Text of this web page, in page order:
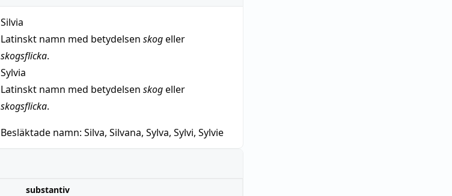
Silvia
Latinskt namn med betydelsen skogeller
skogsflicka.
Sylvia
Latinskt namn med betydelsen skogeller
skogsflicka.
Besläktade namn: Silva, Silvana, Sylva, Sylvi, Sylvie
substantiv